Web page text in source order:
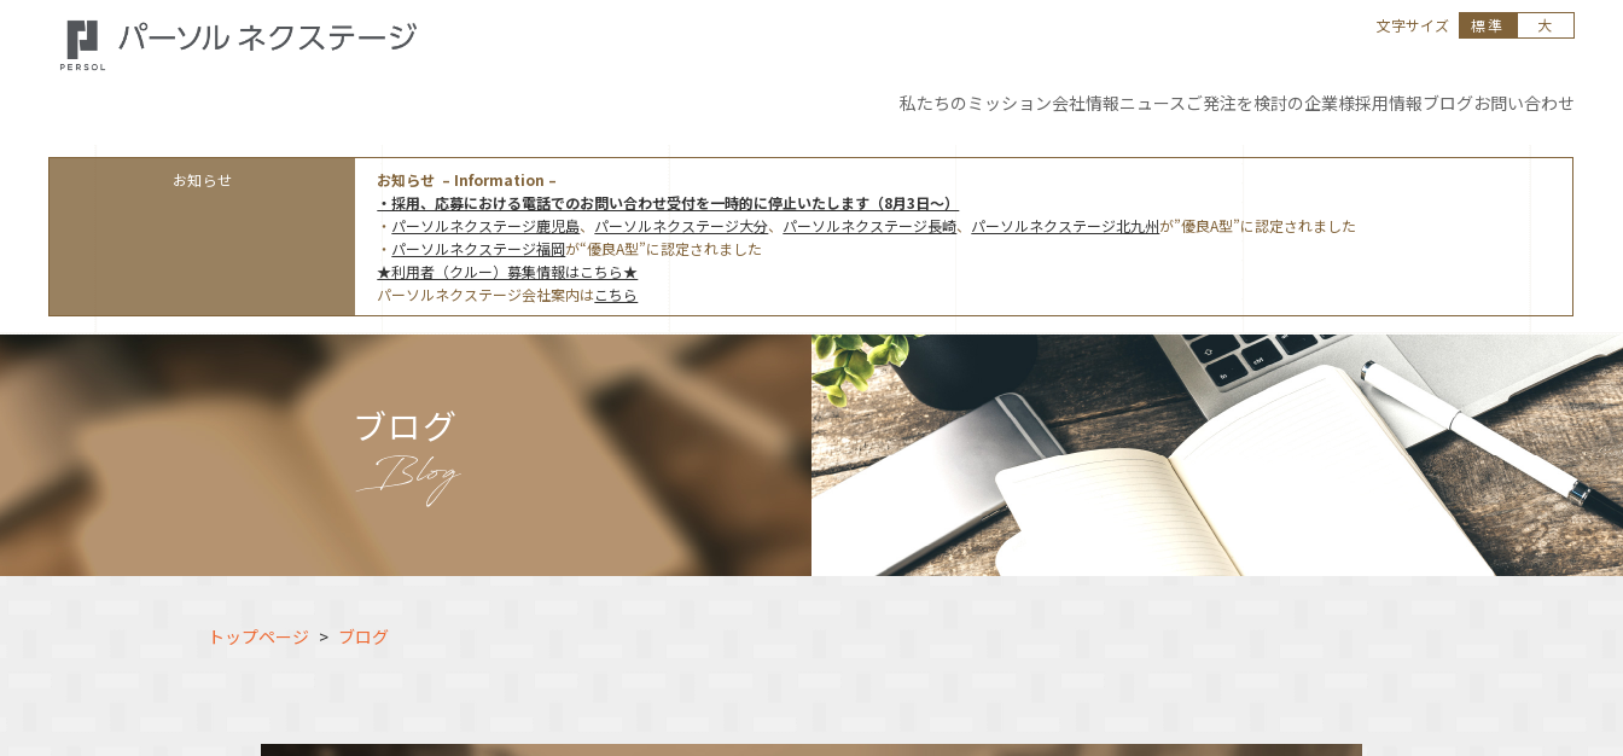
私たちの ミッション会社情報ニュース ご発注を検討の企業様採用情報ブログお問い合わせ
文字サイズ 標準 大
お知らせ
お知らせ – Information –
・採用、応募における電話でのお問い合わせ受付を一時的に停止いたします（8月3日～）
・ パーソルネクステージ鹿児島、 パーソルネクステージ大分、 パーソルネクステージ長崎、 パーソルネクステージ北九州が”優良A型”に認定されました
・ パーソルネクステージ福岡が“優良A型”に認定されました
★利用者（クルー）募集情報はこちら★
パーソルネクステージ会社案内はこちら
ブログ
トップページ ブログ